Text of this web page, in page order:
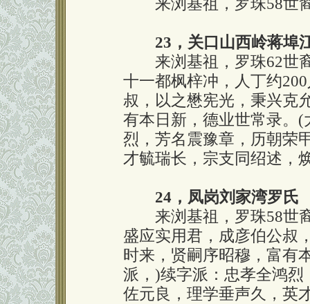
来浏基祖，罗珠58世
23，关口山西岭蒋埠
来浏基祖，罗珠62世裔
十一都枫梓冲，人丁约
叔，以之懋宪光，秉兴克
有本日新，德业世常录。
烈，芳名震豫章，历朝荣
才毓瑞长，宗支同绍述，
24，凤岗刘家湾罗氏
来浏基祖，罗珠58世裔
盛应实用君，成彦伯公叔
时来，贤嗣序昭穆，富有
派，)续字派：忠孝全鸿
佐元良，理学垂声久，英